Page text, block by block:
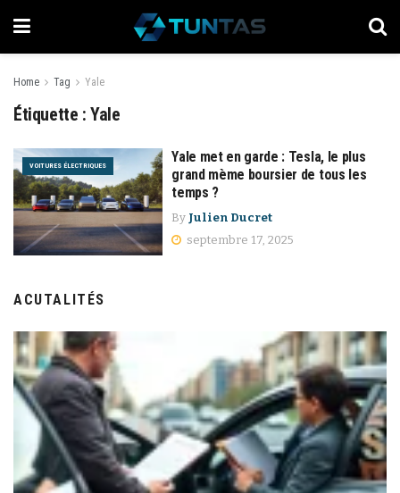
Home Tag Yale
Étiquette :Yale
VOITURES ÉLECTRIQUES
Yale met en garde : Tesla, le plus
grand mème boursier de tous les
temps ?
By Julien Ducret
septembre 17, 2025
ACUTALITÉS